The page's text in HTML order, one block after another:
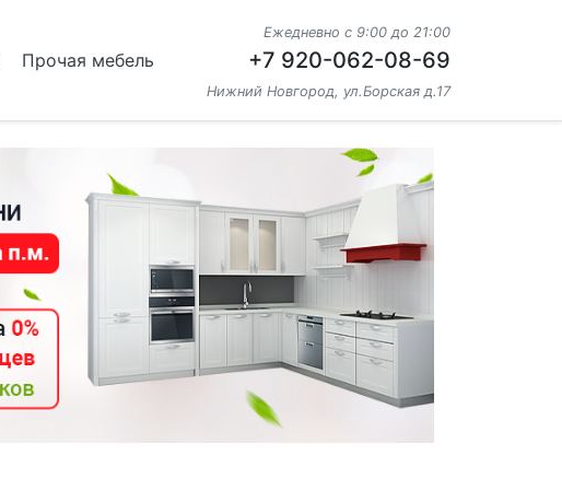
Прочая мебель
Ежедневно с 9:00 до 21:00
+7 920-062-08-69
Нижний Новгород, ул.Борская д.17